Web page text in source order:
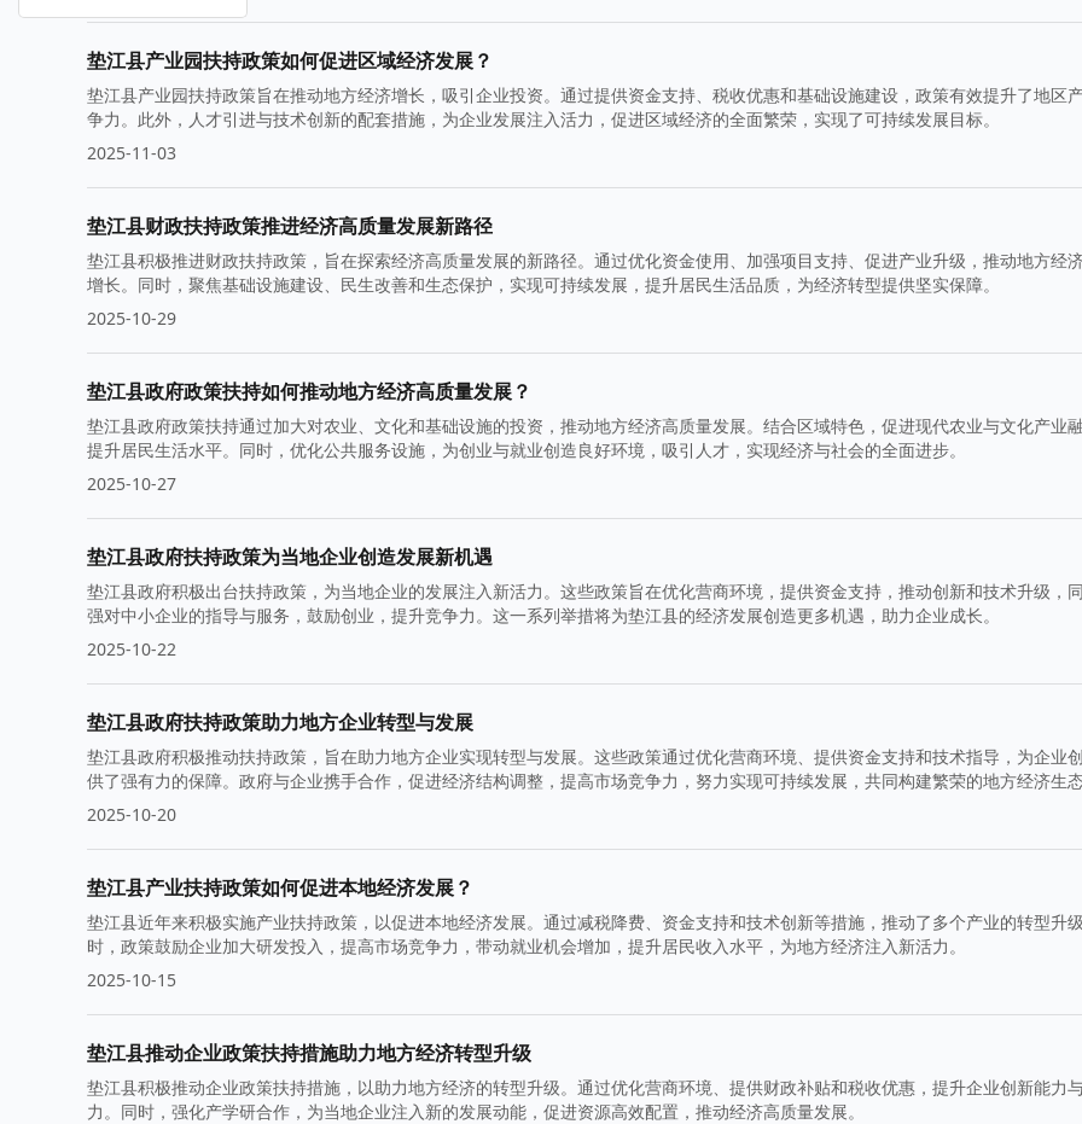
垫江县产业园扶持政策如何促进区域经济发展？
垫江县产业园扶持政策旨在推动地方经济增长，吸引企业投资。通过提供资金支持、税收优惠和基础设施建设，政策有效提升了地区
争力。此外，人才引进与技术创新的配套措施，为企业发展注入活力，促进区域经济的全面繁荣，实现了可持续发展目标。
2025-11-03
垫江县财政扶持政策推进经济高质量发展新路径
垫江县积极推进财政扶持政策，旨在探索经济高质量发展的新路径。通过优化资金使用、加强项目支持、促进产业升级，推动地方经
增长。同时，聚焦基础设施建设、民生改善和生态保护，实现可持续发展，提升居民生活品质，为经济转型提供坚实保障。
2025-10-29
垫江县政府政策扶持如何推动地方经济高质量发展？
垫江县政府政策扶持通过加大对农业、文化和基础设施的投资，推动地方经济高质量发展。结合区域特色，促进现代农业与文化产业融
提升居民生活水平。同时，优化公共服务设施，为创业与就业创造良好环境，吸引人才，实现经济与社会的全面进步。
2025-10-27
垫江县政府扶持政策为当地企业创造发展新机遇
垫江县政府积极出台扶持政策，为当地企业的发展注入新活力。这些政策旨在优化营商环境，提供资金支持，推动创新和技术升级，
强对中小企业的指导与服务，鼓励创业，提升竞争力。这一系列举措将为垫江县的经济发展创造更多机遇，助力企业成长。
2025-10-22
垫江县政府扶持政策助力地方企业转型与发展
垫江县政府积极推动扶持政策，旨在助力地方企业实现转型与发展。这些政策通过优化营商环境、提供资金支持和技术指导，为企业
供了强有力的保障。政府与企业携手合作，促进经济结构调整，提高市场竞争力，努力实现可持续发展，共同构建繁荣的地方经济生态
2025-10-20
垫江县产业扶持政策如何促进本地经济发展？
垫江县近年来积极实施产业扶持政策，以促进本地经济发展。通过减税降费、资金支持和技术创新等措施，推动了多个产业的转型升
时，政策鼓励企业加大研发投入，提高市场竞争力，带动就业机会增加，提升居民收入水平，为地方经济注入新活力。
2025-10-15
垫江县推动企业政策扶持措施助力地方经济转型升级
垫江县积极推动企业政策扶持措施，以助力地方经济的转型升级。通过优化营商环境、提供财政补贴和税收优惠，提升企业创新能力
力。同时，强化产学研合作，为当地企业注入新的发展动能，促进资源高效配置，推动经济高质量发展。